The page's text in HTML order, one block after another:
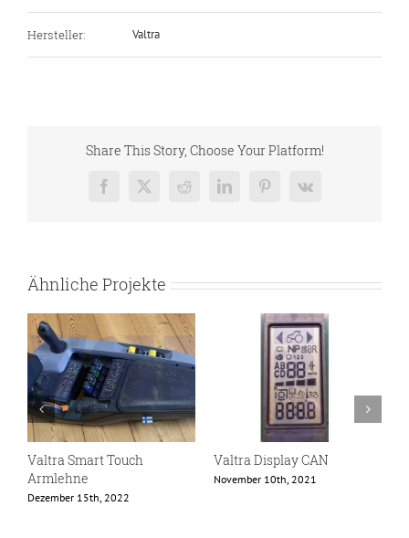
Hersteller: Valtra
Share This Story, Choose Your Platform!
Facebook
X RedditLinkedInPinterest
Vk
Ähnliche Projekte
Valtra Smart Touch
Armlehne
Dezember 15th, 2022
Valtra Display CAN
November 10th, 2021